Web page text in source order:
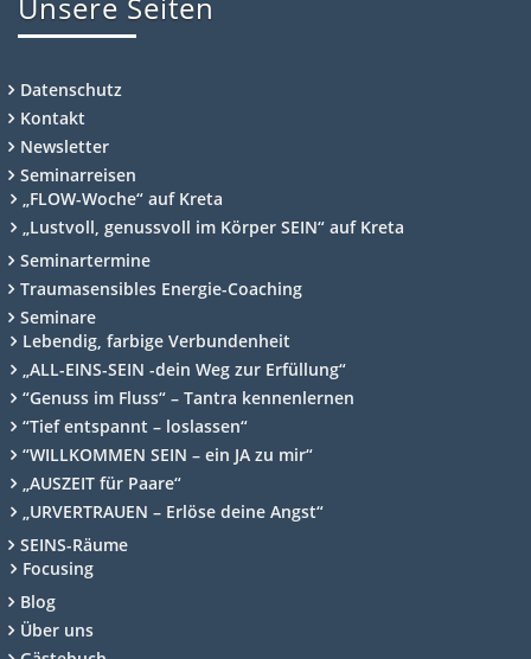
Datenschutz
Kontakt
Newsletter
Seminarreisen
„FLOW-Woche“ auf Kreta
„Lustvoll, genussvoll im Körper SEIN“ auf Kreta
Seminartermine
Traumasensibles Energie-Coaching
Seminare
Lebendig, farbige Verbundenheit
„ALL-EINS-SEIN -dein Weg zur Erfüllung“
“Genuss im Fluss“ – Tantra kennenlernen
“Tief entspannt – loslassen“
“WILLKOMMEN SEIN – ein JA zu mir“
„AUSZEIT für Paare“
„URVERTRAUEN – Erlöse deine Angst“
SEINS-Räume
Focusing
Blog
Über uns